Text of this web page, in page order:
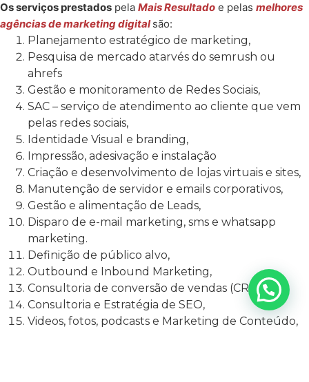
Os serviços prestados pela Mais Resultado e pelas melhores
agências de marketing digital são:
Planejamento estratégico de marketing,
Pesquisa de mercado atarvés do semrush ou
ahrefs
Gestão e monitoramento de Redes Sociais,
SAC – serviço de atendimento ao cliente que vem
pelas redes sociais,
Identidade Visual e branding,
Impressão, adesivação e instalação
Criação e desenvolvimento de lojas virtuais e sites,
Manutenção de servidor e emails corporativos,
Gestão e alimentação de Leads,
Disparo de e-mail marketing, sms e whatsapp
marketing.
Definição de público alvo,
Outbound e Inbound Marketing,
Consultoria de conversão de vendas (CRO)
Consultoria e Estratégia de SEO,
Videos, fotos, podcasts e Marketing de Conteúdo,